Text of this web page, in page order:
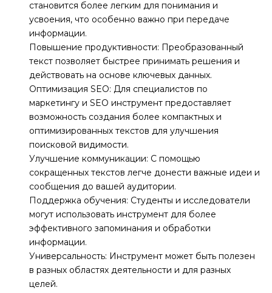
становится более легким для понимания и
усвоения, что особенно важно при передаче
информации.
Повышение продуктивности: Преобразованный
текст позволяет быстрее принимать решения и
действовать на основе ключевых данных.
Оптимизация SEO: Для специалистов по
маркетингу и SEO инструмент предоставляет
возможность создания более компактных и
оптимизированных текстов для улучшения
поисковой видимости.
Улучшение коммуникации: С помощью
сокращенных текстов легче донести важные идеи и
сообщения до вашей аудитории.
Поддержка обучения: Студенты и исследователи
могут использовать инструмент для более
эффективного запоминания и обработки
информации.
Универсальность: Инструмент может быть полезен
в разных областях деятельности и для разных
целей.